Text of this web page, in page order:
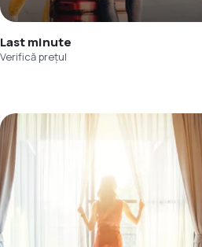
Last minute
Verifică prețul